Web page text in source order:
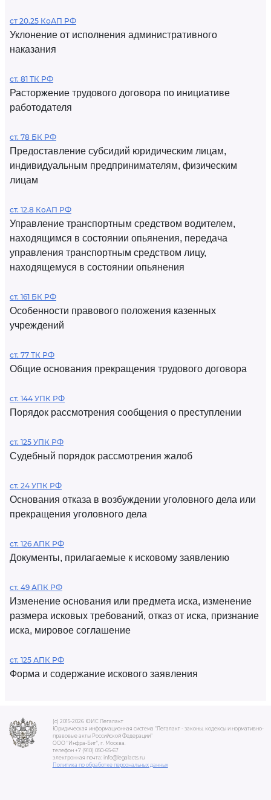
ст 20.25 КоАП РФ
Уклонение от исполнения административного
наказания
ст. 81 ТК РФ
Расторжение трудового договора по инициативе
работодателя
ст. 78 БК РФ
Предоставление субсидий юридическим лицам,
индивидуальным предпринимателям, физическим
лицам
ст. 12.8 КоАП РФ
Управление транспортным средством водителем,
находящимся в состоянии опьянения, передача
управления транспортным средством лицу,
находящемуся в состоянии опьянения
ст. 161 БК РФ
Особенности правового положения казенных
учреждений
ст. 77 ТК РФ
Общие основания прекращения трудового договора
ст. 144 УПК РФ
Порядок рассмотрения сообщения о преступлении
ст. 125 УПК РФ
Судебный порядок рассмотрения жалоб
ст. 24 УПК РФ
Основания отказа в возбуждении уголовного дела или
прекращения уголовного дела
ст. 126 АПК РФ
Документы, прилагаемые к исковому заявлению
ст. 49 АПК РФ
Изменение основания или предмета иска, изменение
размера исковых требований, отказ от иска, признание
иска, мировое соглашение
ст. 125 АПК РФ
Форма и содержание искового заявления
(c) 2015-2026 ЮИС Легалакт
Юридическая информационная система "Легалакт - законы, кодексы и нормативно-
правовые акты Российской Федерации"
ООО "Инфра-Бит", г. Москва.
телефон +7 (910) 050-65-67
электронная почта: info@legalacts.ru
Политика по обработке персональных данных